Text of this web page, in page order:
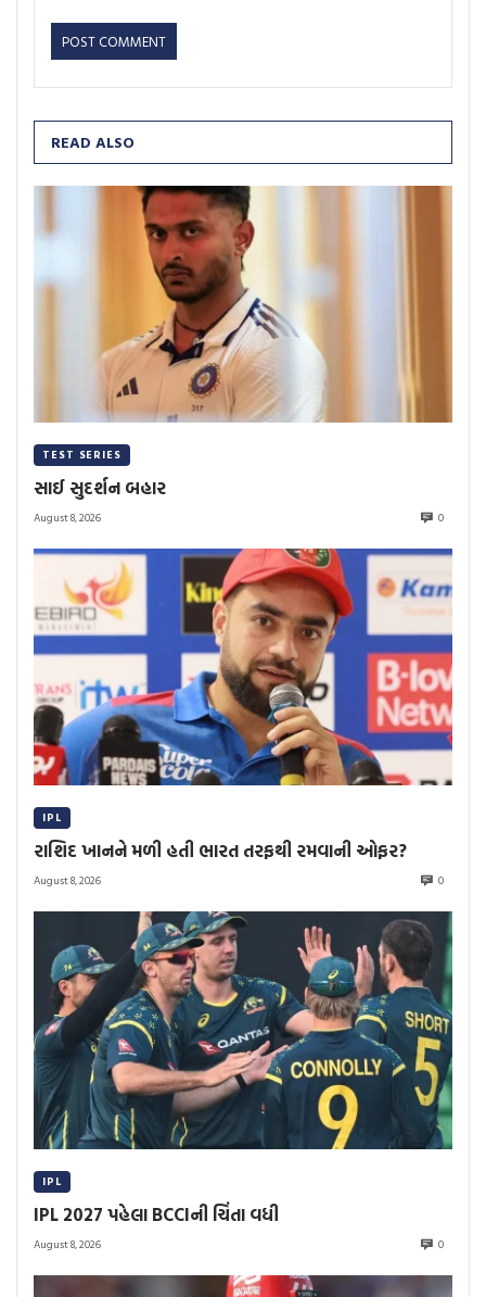
READ ALSO
TEST SERIES
સાઈ સુદર્શન બહાર
August 8, 2026 0
IPL
રાશિદ ખાનને મળી હતી ભારત તરફથી રમવાની ઓફર?
August 8, 2026 0
IPL
IPL 2027 પહેલા BCCIની ચિંતા વધી
August 8, 2026 0